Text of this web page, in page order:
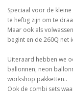
Speciaal voor de
te heftig zijn om te
Maar ook als
begint en de 260Q net
Uiteraard hebben we
ballonnen, neon
workshop pakketten..
Ook de combi sets